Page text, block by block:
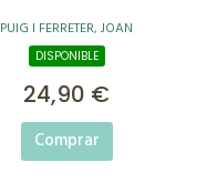
PUIG I FERRETER, JOAN
DISPONIBLE
24,90 €
Comprar